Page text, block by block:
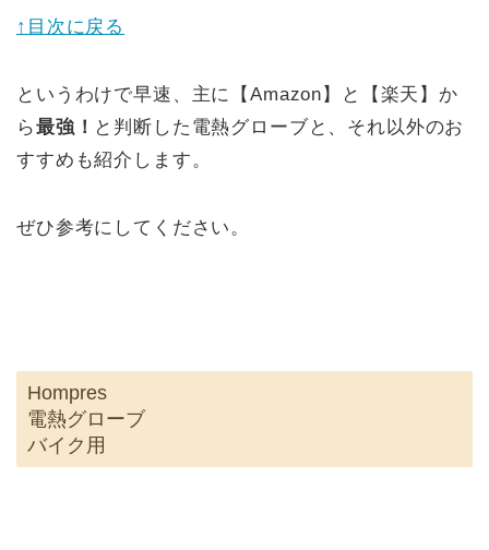
↑目次に戻る
というわけで早速、主に【Amazon】と【楽天】か
ら最強！ と判断した電熱グローブと、それ以外のお
すすめも紹介します。
ぜひ参考にしてください。
Hompres
電熱グローブ
バイク用